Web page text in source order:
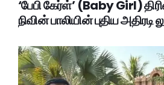
‘பேபி கேர்ள்’ (Baby Girl)
நிவின் பாலியின் புதிய அதிரடி